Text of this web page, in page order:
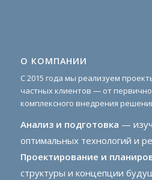
О КОМПАНИИ
С 2015 года мы реализуем
частных клиентов — от
комплексного внедрения
Анализ и подготовка —
оптимальных технологий и
Проектирование и
структуры и концепции